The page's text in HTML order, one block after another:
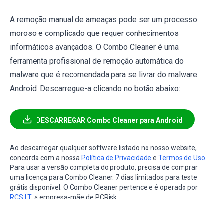
A remoção manual de ameaças pode ser um processo
moroso e complicado que requer conhecimentos
informáticos avançados. O Combo Cleaner é uma
ferramenta profissional de remoção automática do
malware que é recomendada para se livrar do malware
Android. Descarregue-a clicando no botão abaixo:
DESCARREGAR Combo Cleaner para Android
Ao descarregar qualquer software listado no nosso website,
concorda com a nossa Política de Privacidade e Termos de Uso
Para usar a versão completa do produto, precisa de comprar
uma licença para Combo Cleaner. 7 dias limitados para teste
grátis disponível. O Combo Cleaner pertence e é operado por
RCS LT, a empresa-mãe de PCRisk.